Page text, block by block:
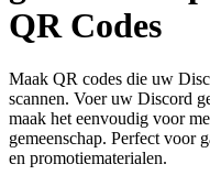
QR Codes
Maak QR codes die uw
scannen. Voer uw Discord
maak het eenvoudig voor
gemeenschap. Perfect voor
en promotiematerialen.